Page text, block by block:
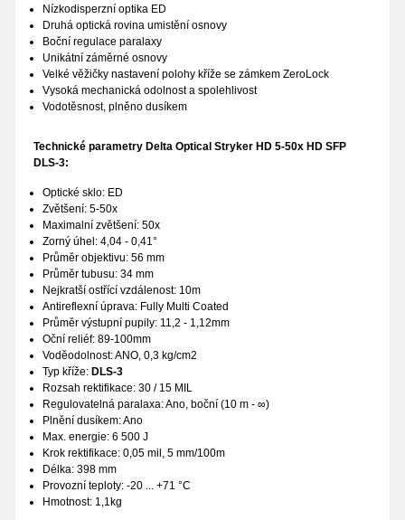
Nízkodisperzní optika ED
Druhá optická rovina umistění osnovy
Boční regulace paralaxy
Unikátní záměrné osnovy
Velké věžičky nastavení polohy kříže se zámkem ZeroLock
Vysoká mechanická odolnost a spolehlivost
Vodotěsnost, plněno dusíkem
Technické parametry Delta Optical Stryker HD 5-50x HD SFP
DLS-3:
Optické sklo: ED
Zvětšení: 5-50x
Maximalní zvětšení: 50x
Zorný úhel: 4,04 - 0,41°
Průměr objektivu: 56 mm
Průměr tubusu: 34 mm
Nejkratší ostřící vzdálenost: 10m
Antireflexní úprava: Fully Multi Coated
Průměr výstupní pupily: 11,2 - 1,12mm
Oční reliéf: 89-100mm
Voděodolnost: ANO, 0,3 kg/cm2
Typ kříže: DLS-3
Rozsah rektifikace: 30 / 15 MIL
Regulovatelná paralaxa: Ano, boční (10 m - ∞)
Plnění dusíkem: Ano
Max. energie: 6 500 J
Krok rektifikace: 0,05 mil, 5 mm/100m
Délka: 398 mm
Provozní teploty: -20 ... +71 °C
Hmotnost: 1,1kg